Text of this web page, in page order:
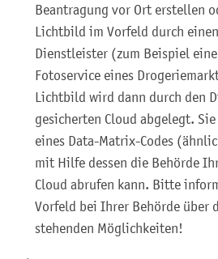
Beantragung vor Ort erstellen
Lichtbild im Vorfeld durch
Dienstleister (zum Beispiel
Fotoservice eines
Lichtbild wird dann durch den
gesicherten Cloud abgelegt.
eines Data-Matrix-Codes
mit Hilfe dessen die Behörde
Cloud abrufen kann. Bitte
Vorfeld bei Ihrer Behörde über
stehenden Möglichkeiten!